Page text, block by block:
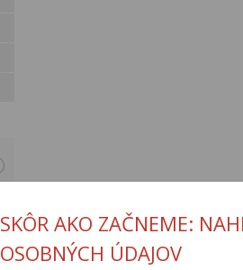
SKÔR AKO ZAČNEME:
OSOBNÝCH ÚDAJOV
9